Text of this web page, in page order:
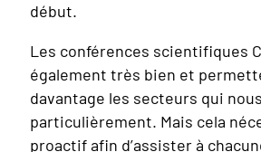
début.
Les conférences scientifiques
également très bien et
davantage les secteurs qui
particulièrement. Mais cela
proactif afin d’assister à